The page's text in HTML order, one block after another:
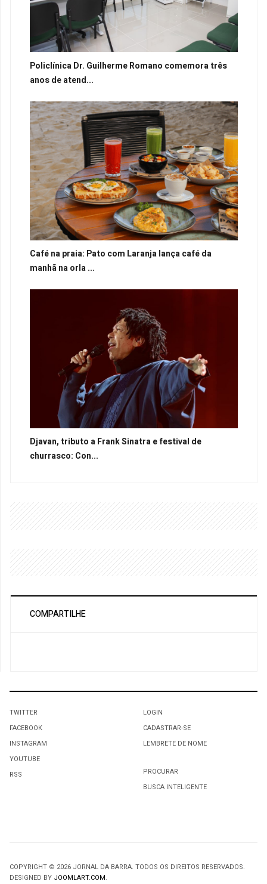
Policlínica Dr. Guilherme Romano comemora três
anos de atend...
Café na praia: Pato com Laranja lança café da
manhã na orla ...
Djavan, tributo a Frank Sinatra e festival de
churrasco: Con...
COMPARTILHE
TWITTER
FACEBOOK
INSTAGRAM
YOUTUBE
RSS
LOGIN
CADASTRAR-SE
LEMBRETE DE NOME
PROCURAR
BUSCA INTELIGENTE
COPYRIGHT © 2026 JORNAL DA BARRA. TODOS OS DIREITOS RESERVADOS.
DESIGNED BY JOOMLART.COM.